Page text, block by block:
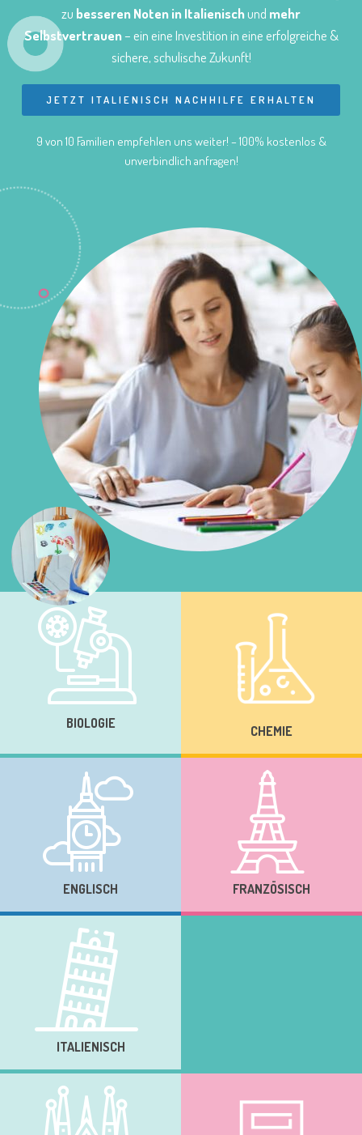
zu besseren Noten in Italienischund mehr
Selbstvertrauen– ein eine Investition in eine erfolgreiche &
sichere, schulische Zukunft!
JETZT ITALIENISCH NACHHILFE ERHALTEN
9 von 10 Familien empfehlen uns weiter! – 100% kostenlos &
unverbindlich anfragen!
BIOLOGIE CHEMIE
ENGLISCH FRANZÖSISCH
ITALIENISCH